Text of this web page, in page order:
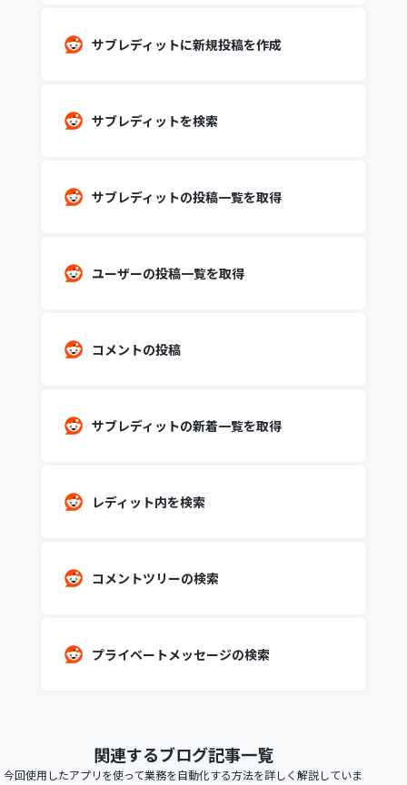
サブレディットに新規投稿を作成
サブレディットを検索
サブレディットの投稿一覧を取得
ユーザーの投稿一覧を取得
コメントの投稿
サブレディットの新着一覧を取得
レディット内を検索
コメントツリーの検索
プライベートメッセージの検索
関連するブログ記事一覧
今回使用したアプリを使って業務を自動化する方法を詳しく解説していま